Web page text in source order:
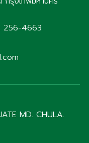
256-4663
MD. CHULA.